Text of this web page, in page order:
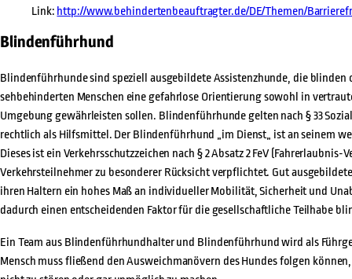
Link: http://www.behindertenbeauftragter.de/DE/Themen/
Blindenführhund
Blindenführhunde sind speziell ausgebildete Assistenzhunde, die blinden
sehbehinderten Menschen eine gefahrlose Orientierung sowohl in
Umgebung gewährleisten sollen. Blindenführhunde gelten nach § 33
rechtlich als Hilfsmittel. Der Blindenführhund „im Dienst„ ist an seinem
Dieses ist ein Verkehrsschutzzeichen nach § 2 Absatz 2 FeV (Fahrerlaubnis-
Verkehrsteilnehmer zu besonderer Rücksicht verpflichtet. Gut
ihren Haltern ein hohes Maß an individueller Mobilität, Sicherheit und
dadurch einen entscheidenden Faktor für die gesellschaftliche Teilhabe
Ein Team aus Blindenführhundhalter und Blindenführhund wird als
Mensch muss fließend den Ausweichmanövern des Hundes folgen